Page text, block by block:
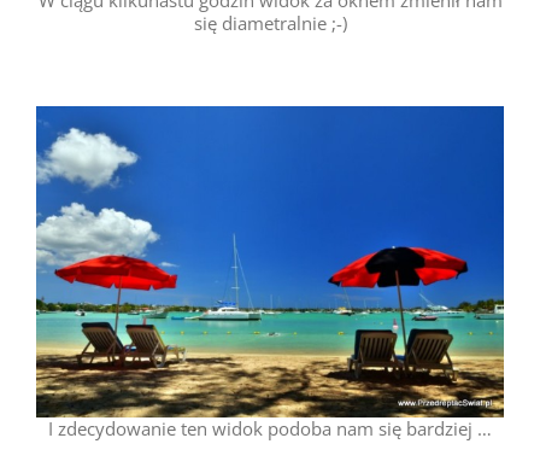
się diametralnie ;-)
I zdecydowanie ten widok podoba nam się bardziej …